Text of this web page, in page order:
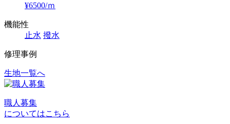
¥6500/ｍ
機能性
止水 撥水
修理事例
投
ナ
生地一覧へ
職人募集
についてはこちら